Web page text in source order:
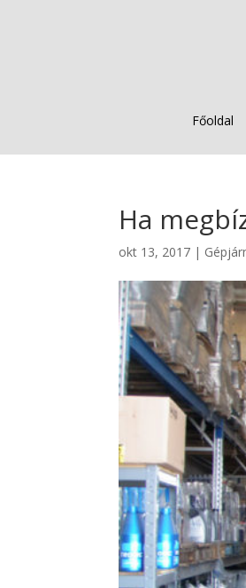
Főoldal
Ha
okt 13, 2017 |